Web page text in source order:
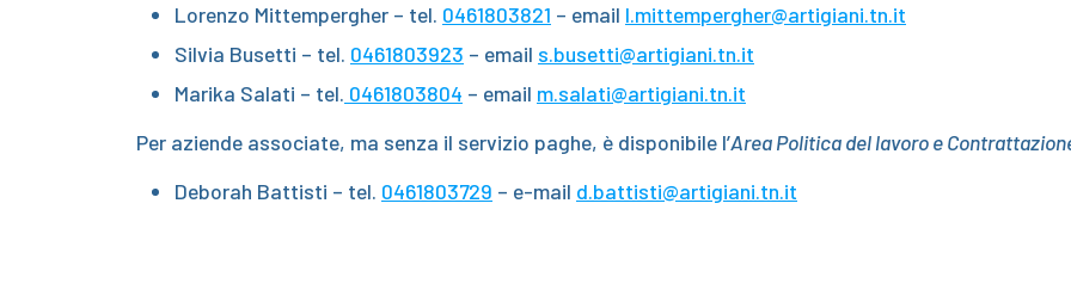
Lorenzo Mittempergher – tel. 0461803821 – email l.mittempergher@artigiani.tn.it
Silvia Busetti – tel. 0461803923 – email s.busetti@artigiani.tn.it
Marika Salati – tel. 0461803804 – email m.salati@artigiani.tn.it
Per aziende associate, ma senza il servizio paghe, è disponibile l’Area Politica del lavoro e
Deborah Battisti – tel. 0461803729 – e-mail d.battisti@artigiani.tn.it